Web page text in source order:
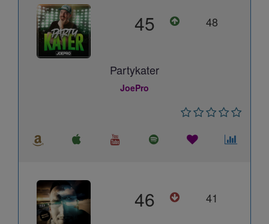
45 48
Partykater
JoePro
46 41